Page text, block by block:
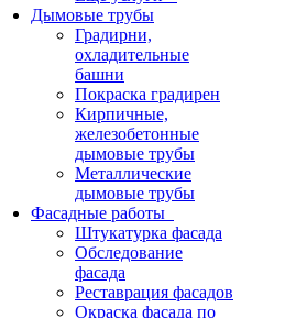
Дымовые трубы
Градирни,
охладительные
башни
Покраска градирен
Кирпичные,
железобетонные
дымовые трубы
Металлические
дымовые трубы
Фасадные работы
Штукатурка фасада
Обследование
фасада
Реставрация фасадов
Окраска фасада по